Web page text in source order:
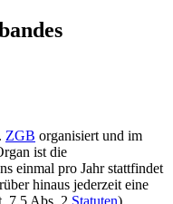
ZGB organisiert und im
ist die
einmal pro Jahr stattfindet
hinaus jederzeit eine